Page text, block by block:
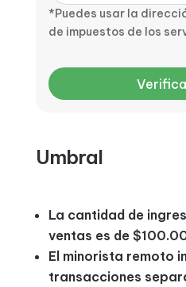
*Puedes usar la
de impuestos de los
Umbral
La cantidad de
ventas es de
El minorista remoto
transacciones